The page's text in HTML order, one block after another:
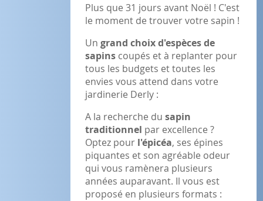
Plus que 31 jours avant Noël ! C'est
le moment de trouver votre sapin !
Un grand choix d'espèces de
sapinscoupés et à replanter pour
tous les budgets et toutes les
envies vous attend dans votre
jardinerie Derly :
A la recherche du sapin
traditionnel par excellence ?
Optez pour l'épicéa, ses épines
piquantes et son agréable odeur
qui vous ramènera plusieurs
années auparavant. Il vous est
proposé en plusieurs formats :